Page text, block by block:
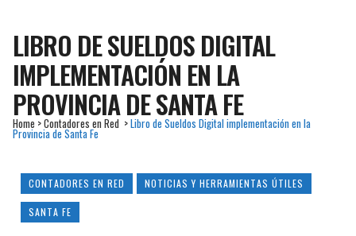
LIBRO DE SUELDOS DIGITAL
IMPLEMENTACIÓN EN LA
PROVINCIA DE SANTA FE
Home >Contadores en Red >Libro de Sueldos Digital implementación en la
Provincia de Santa Fe
CONTADORES EN RED NOTICIAS Y HERRAMIENTAS ÚTILES
SANTA FE